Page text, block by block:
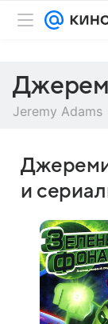
Jeremy Adams
и